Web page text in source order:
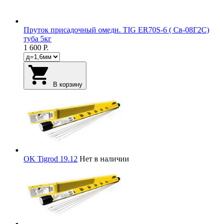
Пруток присадочный омедн. TIG ER70S-6 ( Св-08Г2С)
туба 5кг
1 600 Р.
В корзину
OK Tigrod 19.12 Нет в наличии